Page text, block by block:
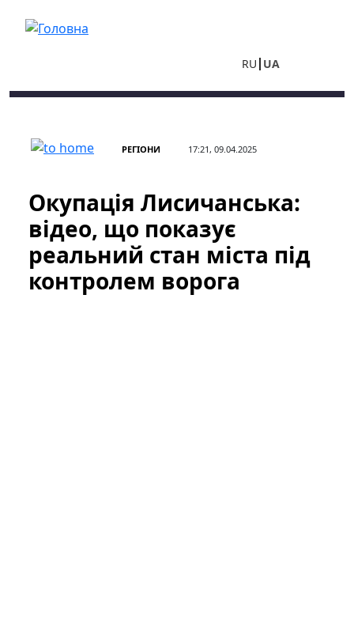
RU UA
РЕГІОНИ 17:21, 09.04.2025
Окупація Лисичанська:
відео, що показує
реальний стан міста під
контролем ворога